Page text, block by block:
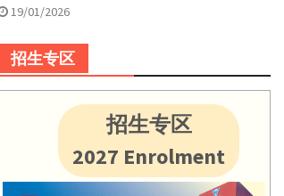
19/01/2026
招生专区
招生专区
2027 Enrolment